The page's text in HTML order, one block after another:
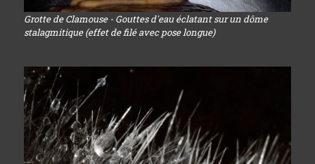
Grotte de Clamouse - Gouttes d'eau éclatant sur un dôme
stalagmitique (effet de filé avec pose longue)